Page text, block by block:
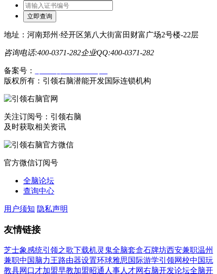
地址：河南郑州·经开区第八大街富田财富广场2号楼-22层
咨询电话:400-0371-282企业QQ:400-0371-282
备案号：
版权所有：引领右脑潜能开发国际连锁机构
关注订阅号：引领右脑
及时获取相关资讯
官方微信订阅号
全脑论坛
查询中心
用户须知 隐私声明
友情链接
芝士象感统引领之歌下载机灵鬼全脑套盒石牌坊西安兼职温州
兼职中国脑力王路由器设置环球雅思国际游学引领网校中国玩
教具网 口才加盟早教加盟昭通人事人才网右脑开发论坛全脑开